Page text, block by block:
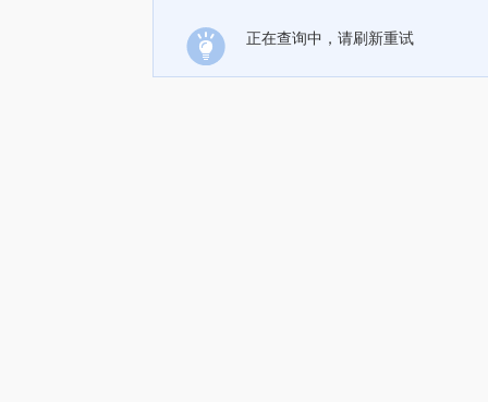
正在查询中，请刷新重试